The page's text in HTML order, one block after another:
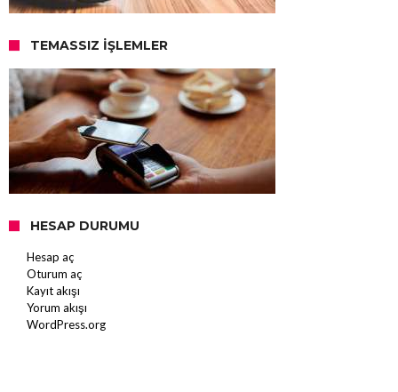
TEMASSIZ İŞLEMLER
HESAP DURUMU
Hesap aç
Oturum aç
Kayıt akışı
Yorum akışı
WordPress.org